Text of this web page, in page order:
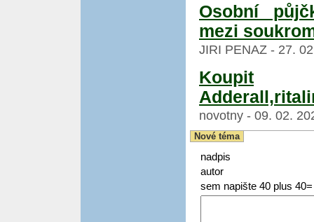
Osobní
mezi
JIRI PENAZ - 27.
Koupit
novotny - 09. 02.
Nové téma
nadpis
autor
sem napište 40 plus 40=